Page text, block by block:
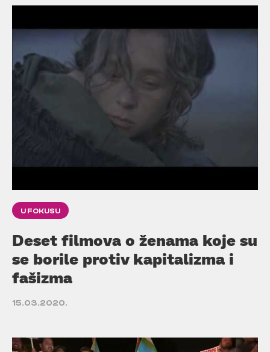
U FOKUSU
Deset filmova o ženama koje su
se borile protiv kapitalizma i
fašizma
15.03.2020.